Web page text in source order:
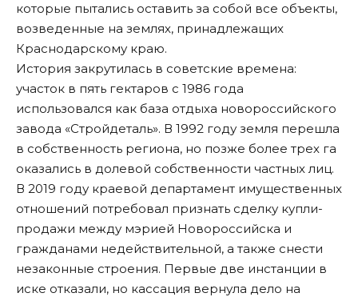
которые пытались оставить за собой все объекты,
возведенные на землях, принадлежащих
Краснодарскому краю.
История закрутилась в советские времена:
участок в пять гектаров с 1986 года
использовался как база отдыха новороссийского
завода «Стройдеталь». В 1992 году земля перешла
в собственность региона, но позже более трех га
оказались в долевой собственности частных лиц.
В 2019 году краевой департамент имущественных
отношений потребовал признать сделку купли-
продажи между мэрией Новороссийска и
гражданами недействительной, а также снести
незаконные строения. Первые две инстанции в
иске отказали, но кассация вернула дело на